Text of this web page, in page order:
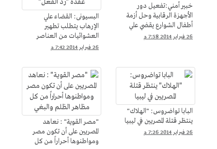
خبير أمني:تفعيل دور
الأجهزة الرقابية وحل أزمة
أطفال الشوارع يقضي علي
الإرهاب
26 فبراير 2014 7:58 م
البسيونى: القضاء علي
الإرهاب يتطلب تطهير
العشوائيات من العناصر
الإجرامية.. والتخلص من
26 فبراير 2014 7:42 م
البابا تواضروس: "الهلاك"
ينتظر قتلة المصريين في ليبيا
26 فبراير 2014 7:26 م
"مصر القوية" : نعاهد
المصريين على أن تكون مصر
ومواطنوها أحراراً من كل